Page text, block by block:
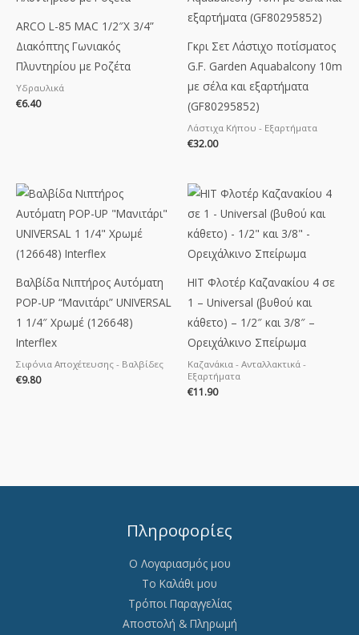
ARCO L-85 MAC 1/2″X 3/4”
Διακόπτης Γωνιακός
Πλυντηρίου με Ροζέτα
Υδραυλικά
€6.40
Γκρι Σετ Λάστιχο ποτίσματος
G.F. Garden Aquabalcony 10m
με σέλα και εξαρτήματα
(GF80295852)
Λάστιχα Κήπου - Εξαρτήματα
€32.00
Βαλβίδα Νιπτήρος Αυτόματη
POP-UP “Μανιτάρι” UNIVERSAL
1 1/4″ Χρωμέ (126648)
Interflex
Σιφόνια Αποχέτευσης - Βαλβίδες
€9.80
ΗΙΤ Φλοτέρ Καζανακίου 4 σε
1 – Universal (βυθού και
κάθετο) – 1/2″ και 3/8″ –
Ορειχάλκινο Σπείρωμα
Καζανάκια - Ανταλλακτικά -
Εξαρτήματα
€11.90
Πληροφορίες
Ο Λογαριασμός μου
Το Καλάθι μου
Τρόποι Παραγγελίας
Αποστολή & Πληρωμή